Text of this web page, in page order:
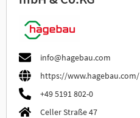
info@hagebau.com
https://www.hagebau.com/
+49 5191 802-0
Celler Straße 47